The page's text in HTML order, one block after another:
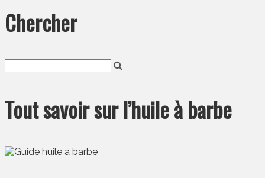
Chercher
Tout savoir sur l’huile à barbe